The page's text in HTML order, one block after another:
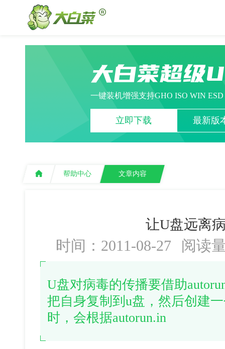
大白菜超级
一键装机增强支持GHO ISO WIN
立即下载 最新版
帮助中心 文章内容
让U盘远离
时间：2011-08-27 阅读
U盘对病毒的传播要借助
把自身复制到u盘，然后创建
时，会根据autorun.in